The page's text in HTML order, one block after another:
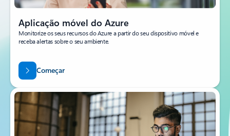
Aplicação móvel do Azure
Monitorize os seus recursos do Azure a partir do seu dispositivo móvel e
receba alertas sobre o seu ambiente.
Começar